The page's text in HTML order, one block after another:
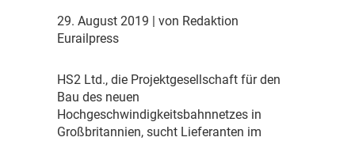
29. August 2019
| von Redaktion
Eurailpress
HS2 Ltd., die Projektgesellschaft für den
Bau des neuen
Hochgeschwindigkeitsbahnnetzes in
Großbritannien, sucht Lieferanten im